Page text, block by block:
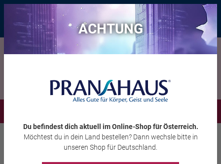
Bis zu 20 € Rabatt* mit dem Vorteils-Codeeintauchen , gültig bis
11.08.2026
GRATIS: Blumensaatkugel
ACHTUNG
Du befindest dich aktuell im Online-Shopfür Österreich.
Möchtest du in dein Land bestellen? Dann wechsle bitte in
unseren Shop für Deutschland